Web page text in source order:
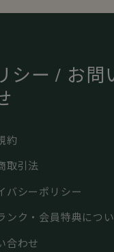
シー / お問
約
取引法
バシーポリシー
ンク・会員特典につ
合わせ